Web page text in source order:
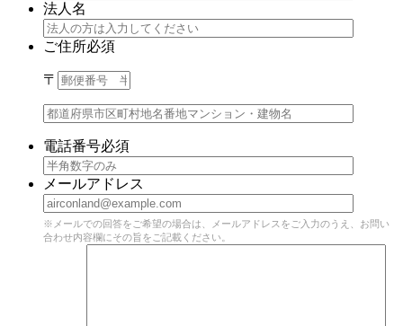
法人名
ご住所必須
〒
電話番号必須
メールアドレス
※メールでの回答をご希望の場合は、メールアドレスをご入力のうえ、お問い
合わせ内容欄にその旨をご記載ください。